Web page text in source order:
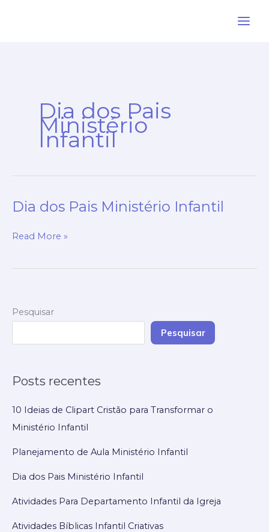
Dia dos Pais
Ministério
Infantil
Dia dos Pais Ministério Infantil
Dia
Pais
Read More »
Pesquisar
Pesquisar
Posts recentes
10 Ideias de Clipart Cristão para Transformar o
Ministério Infantil
Planejamento de Aula Ministério Infantil
Dia dos Pais Ministério Infantil
Atividades Para Departamento Infantil da Igreja
Atividades Bíblicas Infantil Criativas